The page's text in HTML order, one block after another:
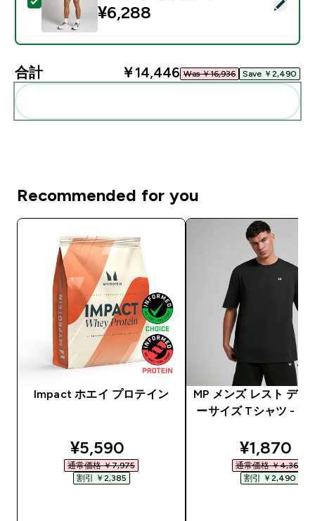
¥6,288‎
合計 ￥14,446‎ Was ￥16,936‎ Save ￥2,490‎
Recommended for you
Impact ホエイ プロテイン
discounted price
¥5,590‎
通常価格 ￥7,975‎
割引 ￥2,385‎
MP メンズ レスト デー
ーサイズ Tシャツ - ブ
¥1,870‎
通常価格 ￥4,360‎
割引 ￥2,490‎